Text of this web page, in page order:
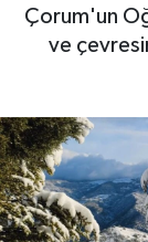
Çorum'un
ve
Dodurga
İskilip
Süper
Son
Haber